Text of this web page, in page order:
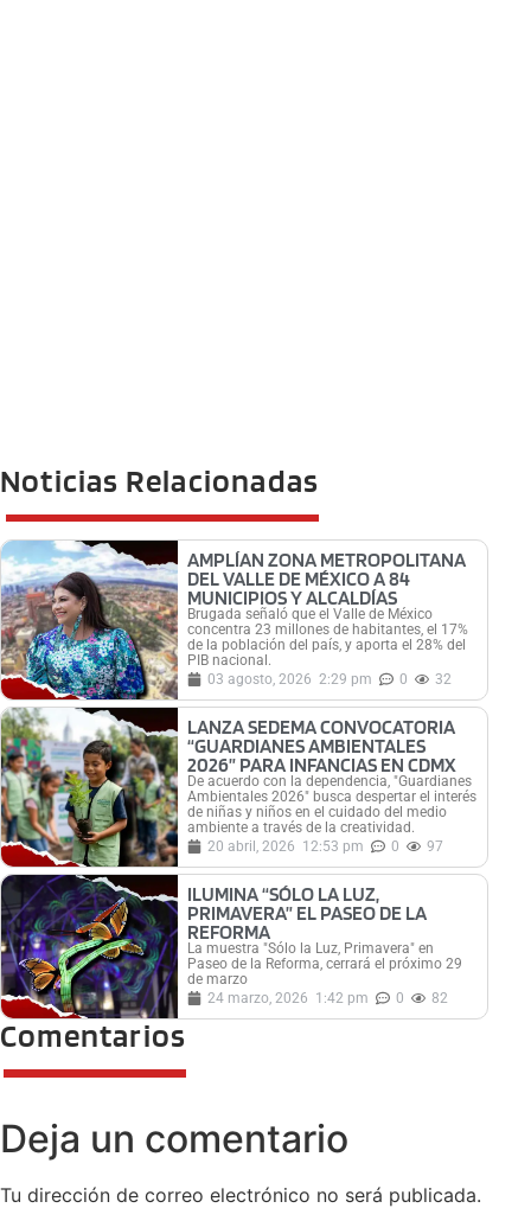
Noticias Relacionadas
AMPLÍAN ZONA METROPOLITANA
DEL VALLE DE MÉXICO A 84
MUNICIPIOS Y ALCALDÍAS
Brugada señaló que el Valle de México
concentra 23 millones de habitantes, el 17%
de la población del país, y aporta el 28% del
PIB nacional.
03 agosto, 2026 2:29 pm 0 32
LANZA SEDEMA CONVOCATORIA
“GUARDIANES AMBIENTALES
2026” PARA INFANCIAS EN CDMX
De acuerdo con la dependencia, "Guardianes
Ambientales 2026" busca despertar el interés
de niñas y niños en el cuidado del medio
ambiente a través de la creatividad.
20 abril, 2026 12:53 pm 0 97
ILUMINA “SÓLO LA LUZ,
PRIMAVERA” EL PASEO DE LA
REFORMA
La muestra "Sólo la Luz, Primavera" en
Paseo de la Reforma, cerrará el próximo 29
de marzo
24 marzo, 2026 1:42 pm 0 82
Comentarios
Deja un comentario
Tu dirección de correo electrónico no será publicada.